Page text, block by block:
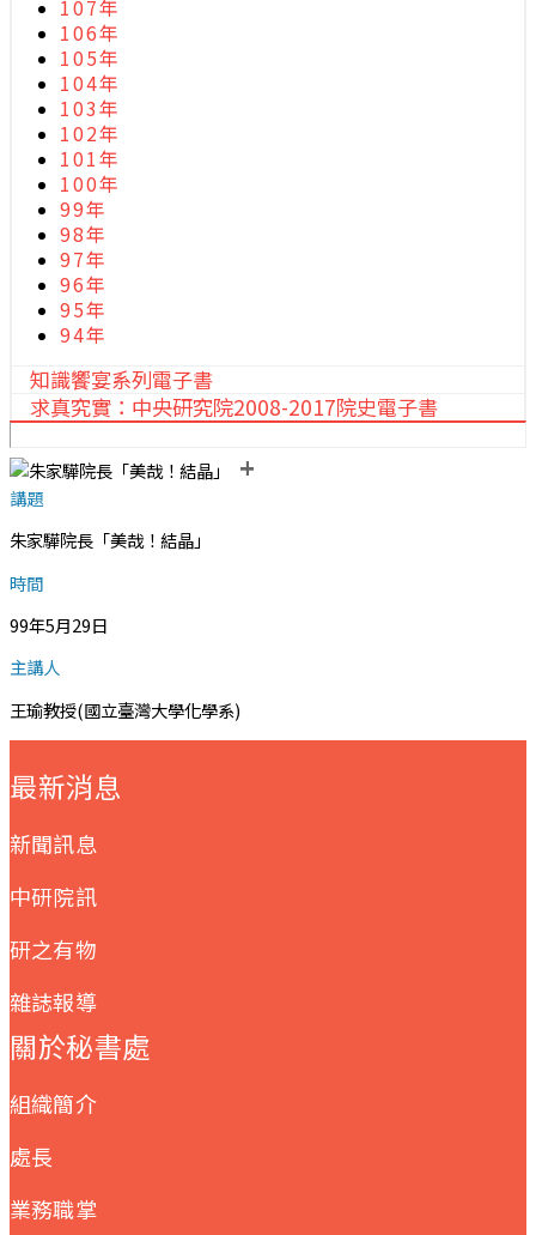
107年
106年
105年
104年
103年
102年
101年
100年
99年
98年
97年
96年
95年
94年
知識饗宴系列電子書
求真究實：中央研究院2008-2017院史電子書
+
講題
朱家驊院長「美哉！結晶」
時間
99年5月29日
主講人
王瑜教授(國立臺灣大學化學系)
最新消息
新聞訊息
中研院訊
研之有物
雜誌報導
關於秘書處
組織簡介
處長
業務職掌